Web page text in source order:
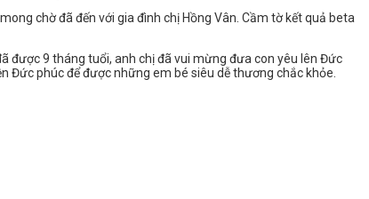
chờ đã đến với gia đình chị Hồng Vân. Cầm tờ kết quả beta
được 9 tháng tuổi, anh chị đã vui mừng đưa con yêu lên Đức
Đức phúc để được những em bé siêu dễ thương chắc khỏe.